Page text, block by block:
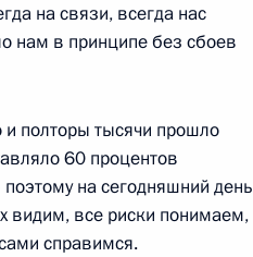
10
на связи, всегда нас
нам в принципе без сбоев
полторы тысячи прошло
60 процентов
на сегодняшний день
видим, все риски понимаем,
справимся.